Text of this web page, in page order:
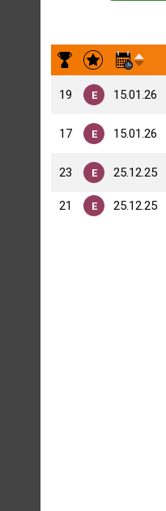
Результаты заездов Michael Smiley 😀 🇸🇯
19 E 15.01.26
17 E 15.01.26
23 E 25.12.25
21 E 25.12.25